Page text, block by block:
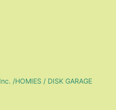
/HOMIES / DISK GARAGE